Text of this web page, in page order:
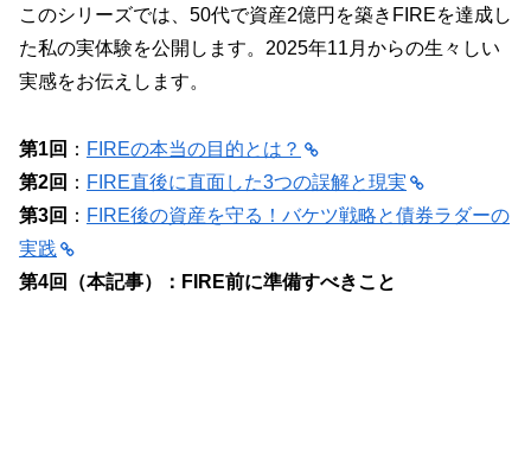
このシリーズでは、50代で資産2億円を築きFIREを達成し
た私の実体験を公開します。2025年11月からの生々しい
実感をお伝えします。
第1回 ： FIREの本当の目的とは？
第2回 ： FIRE直後に直面した3つの誤解と現実
第3回 ： FIRE後の資産を守る！バケツ戦略と債券ラダーの
実践
第4回（本記事）：FIRE前に準備すべきこと